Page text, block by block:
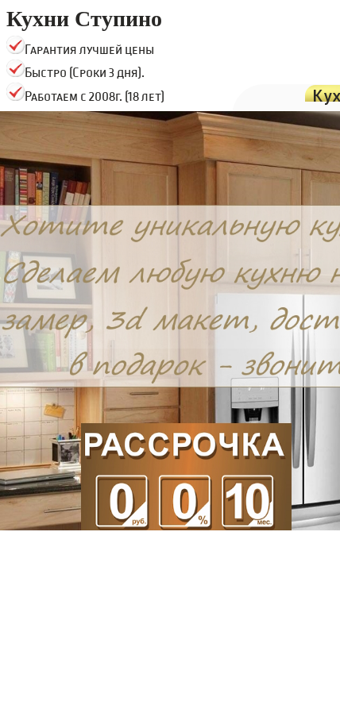
Кухни Ступино
Гарантия лучшей цены
Быстро (Сроки 3 дня).
Работаем с 2008г. (18 лет)